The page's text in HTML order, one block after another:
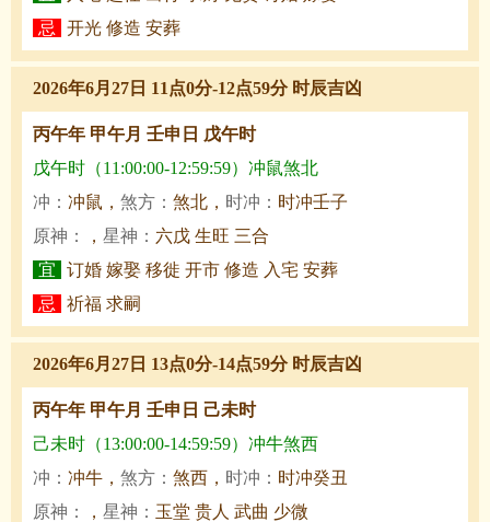
忌
开光 修造 安葬
2026年6月27日 11点0分-12点59分 时辰吉凶
丙午年 甲午月 壬申日 戊午时
戊午时（11:00:00-12:59:59）冲鼠煞北
冲： 冲鼠， 煞方： 煞北， 时冲： 时冲壬子
原神：
， 星神： 六戊 生旺 三合
宜
订婚 嫁娶 移徙 开市 修造 入宅 安葬
忌
祈福 求嗣
2026年6月27日 13点0分-14点59分 时辰吉凶
丙午年 甲午月 壬申日 己未时
己未时（13:00:00-14:59:59）冲牛煞西
冲： 冲牛， 煞方： 煞西， 时冲： 时冲癸丑
原神：
， 星神： 玉堂 贵人 武曲 少微